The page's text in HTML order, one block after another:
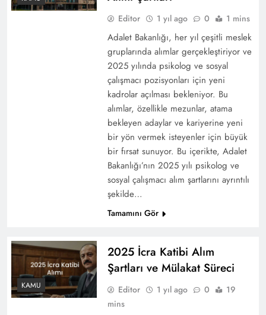
Editor 1 yıl ago 0 1 mins
Adalet Bakanlığı, her yıl çeşitli meslek
gruplarında alımlar gerçekleştiriyor ve
2025 yılında psikolog ve sosyal
çalışmacı pozisyonları için yeni
kadrolar açılması bekleniyor. Bu
alımlar, özellikle mezunlar, atama
bekleyen adaylar ve kariyerine yeni
bir yön vermek isteyenler için büyük
bir fırsat sunuyor. Bu içerikte, Adalet
Bakanlığı’nın 2025 yılı psikolog ve
sosyal çalışmacı alım şartlarını ayrıntılı
şekilde…
Tamamını Gör
KAMU
2025 İcra Katibi Alım
Şartları ve Mülakat Süreci
Editor 1 yıl ago 0
19
mins